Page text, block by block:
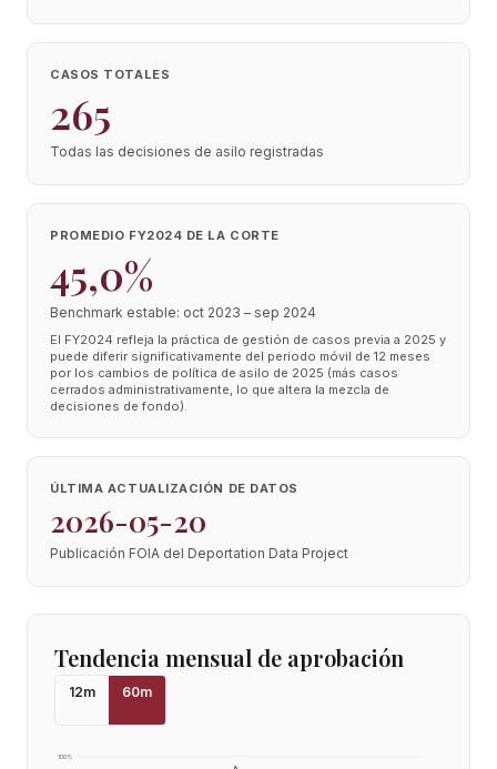
CASOS TOTALES
265
Todas las decisiones de asilo registradas
PROMEDIO FY2024 DE LA CORTE
45,0%
Benchmark estable: oct 2023 – sep 2024
El FY2024 refleja la práctica de gestión de casos previa a 2025 y
puede diferir significativamente del periodo móvil de 12 meses
por los cambios de política de asilo de 2025 (más casos
cerrados administrativamente, lo que altera la mezcla de
decisiones de fondo).
ÚLTIMA ACTUALIZACIÓN DE DATOS
2026-05-20
Publicación FOIA del Deportation Data Project
Tendencia mensual de aprobación
12m 60m
100%